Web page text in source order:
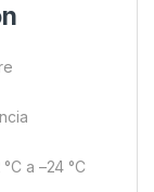
a –24 °C